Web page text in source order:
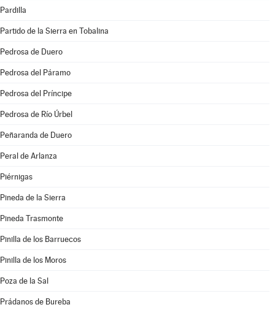
Pardilla
Partido de la Sierra en Tobalina
Pedrosa de Duero
Pedrosa del Páramo
Pedrosa del Príncipe
Pedrosa de Río Úrbel
Peñaranda de Duero
Peral de Arlanza
Piérnigas
Pineda de la Sierra
Pineda Trasmonte
Pinilla de los Barruecos
Pinilla de los Moros
Poza de la Sal
Prádanos de Bureba